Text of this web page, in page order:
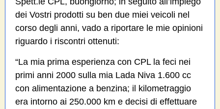
dei Vostri prodotti su ben due miei veicoli nel
corso degli anni, vado a riportare le mie opinioni
riguardo i riscontri ottenuti:
“La mia prima esperienza con CPL la feci nei
primi anni 2000 sulla mia Lada Niva 1.600 cc
con alimentazione a benzina; il kilometraggio
era intorno ai 250.000 km e decisi di effettuare